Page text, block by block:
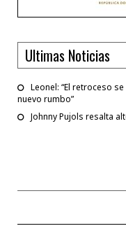
Ultimas Noticias
Leonel: “El retroceso
nuevo rumbo”
Johnny Pujols resalta